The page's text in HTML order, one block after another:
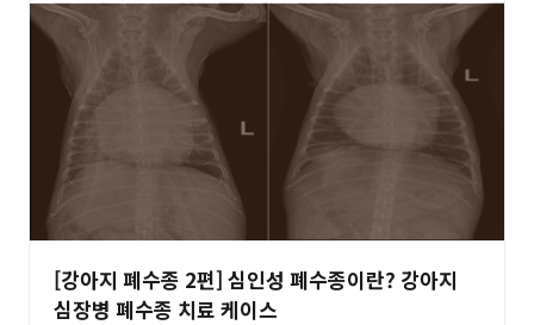
[강아지 폐수종 2편] 심인성 폐수종이란? 강아지
심장병 폐수종 치료 케이스